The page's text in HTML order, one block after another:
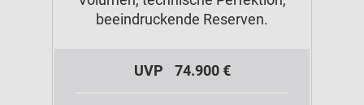
beeindruckende Reserven.
UVP 74.900 €